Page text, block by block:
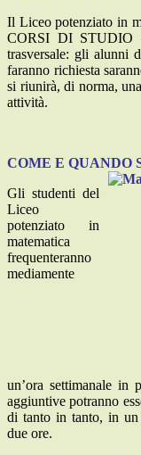
Il Liceo potenziato in
CORSI DI STUDIO
trasversale: gli alunni
faranno richiesta
si riunirà, di norma,
attività.
COME E QUANDO
Gli studenti del
Liceo
potenziato in
matematica
frequenteranno
mediamente
un’ora settimanale in
aggiuntive potranno
di tanto in tanto, in un
due ore.